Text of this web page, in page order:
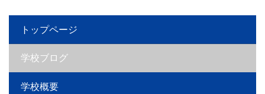
トップページ
学校ブログ
学校概要